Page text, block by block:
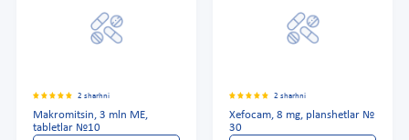
2 sharhni
Makromitsin, 3 mln ME,
tabletlar №10
2 sharhni
Xefocam, 8 mg, planshetlar №
30